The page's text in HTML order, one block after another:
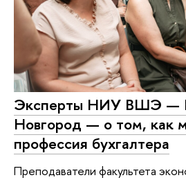
Эксперты НИУ ВШЭ —
Новгород — о том, как
профессия бухгалтера
Преподаватели факультета